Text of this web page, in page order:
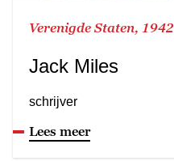
Verenigde Staten, 1942
Jack Miles
schrijver
Lees meer